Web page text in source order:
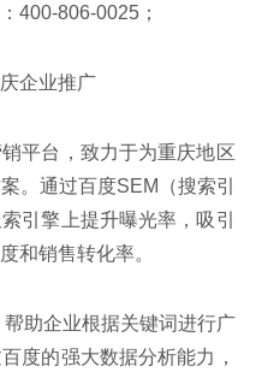
400-806-0025；
企业推广
平台，致力于为重庆地区
。通过百度SEM（搜索引
引擎上提升曝光率，吸引
和销售转化率。
助企业根据关键词进行广
度的强大数据分析能力，